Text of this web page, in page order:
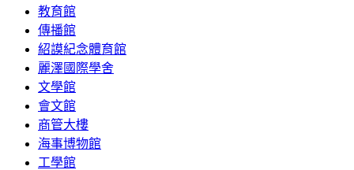
教育館
傳播館
紹謨紀念體育館
麗澤國際學舍
文學館
會文館
商管大樓
海事博物館
工學館